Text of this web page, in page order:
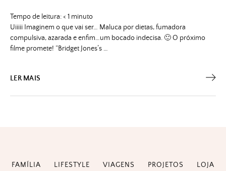
Tempo de leitura:< 1 minuto
Uiiiii Imaginem o que vai ser… Maluca por dietas, fumadora
compulsiva, azarada e enfim…um bocado indecisa. 🙂 O próximo
filme promete! “Bridget Jones’s …
LER MAIS
FAMÍLIA LIFESTYLE VIAGENS PROJETOS LOJA